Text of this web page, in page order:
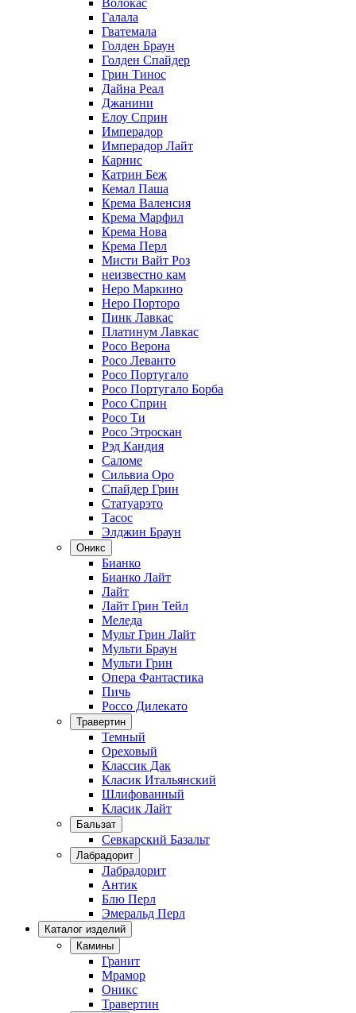
Волокас
Галала
Гватемала
Голден Браун
Голден Спайдер
Грин Тинос
Дайна Реал
Джанини
Елоу Сприн
Имперадор
Имперадор Лайт
Карнис
Катрин Беж
Кемал Паша
Крема Валенсия
Крема Марфил
Крема Нова
Крема Перл
Мисти Вайт Роз
неизвестно кам
Неро Маркино
Неро Порторо
Пинк Лавкаc
Платинум Лавкас
Росо Верона
Росо Леванто
Росо Португало
Росо Португало Борба
Росо Сприн
Росо Ти
Росо Этроскан
Рэд Кандия
Саломе
Сильвиа Оро
Спайдер Грин
Статуарэто
Тасос
Элджин Браун
Оникс
Бианко
Бианко Лайт
Лайт
Лайт Грин Тейл
Меледа
Мульт Грин Лайт
Мульти Браун
Мульти Грин
Опера Фантастика
Пичь
Россо Дилекато
Травертин
Темный
Ореховый
Классик Дак
Класик Итальянский
Шлифованный
Класик Лайт
Бальзат
Севкарский Базальт
Лабрадорит
Лабрадорит
Антик
Блю Перл
Эмеральд Перл
Каталог изделий
Камины
Гранит
Мрамор
Оникс
Травертин